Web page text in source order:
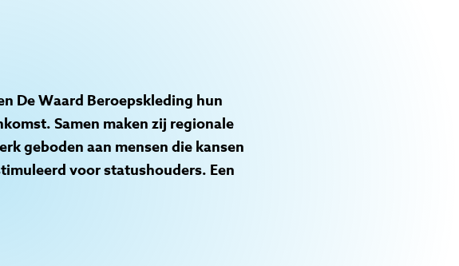
De Waard Beroepskleding hun
Samen maken zij regionale
geboden aan mensen die kansen
voor statushouders. Een